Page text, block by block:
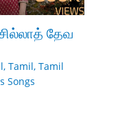
தேவ
, Tamil, Tamil
Songs